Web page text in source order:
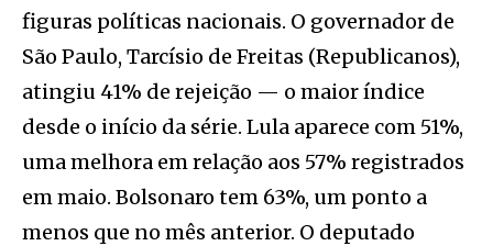
figuras políticas nacionais. O governador de
São Paulo, Tarcísio de Freitas (Republicanos),
atingiu 41% de rejeição — o maior índice
desde o início da série. Lula aparece com 51%,
uma melhora em relação aos 57% registrados
em maio. Bolsonaro tem 63%, um ponto a
menos que no mês anterior. O deputado